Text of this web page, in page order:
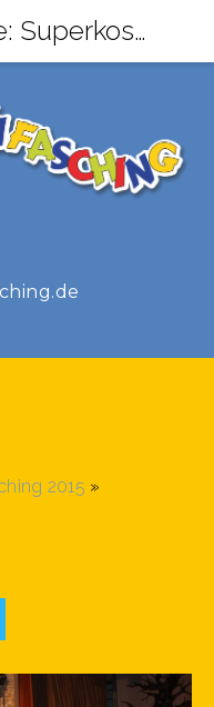
2015 »
Galerie - Kategorie: Superkostümball 14.02.2015 - Skifasching Oberwiesenthal